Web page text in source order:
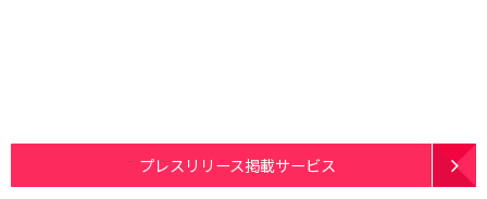
プレスリリース掲載サービス